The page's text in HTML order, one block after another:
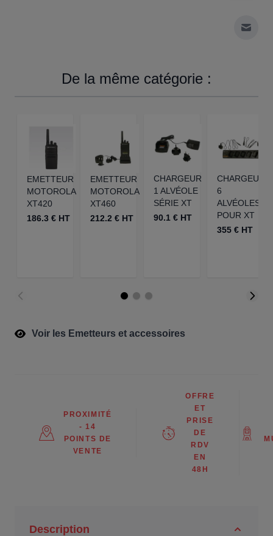
De la même catégorie :
EMETTEUR
MOTOROLA
XT420
186.3 € HT
EMETTEUR
MOTOROLA
XT460
212.2 € HT
CHARGEUR
1 ALVÉOLE
SÉRIE XT
90.1 € HT
CHARGEUR
6
ALVÉOLES
POUR XT
355 € HT
Voir les Emetteurs et accessoires
PROXIMITÉ
- 14
POINTS DE
VENTE
OFFRE
ET
PRISE
DE
RDV
EN
48H
Description